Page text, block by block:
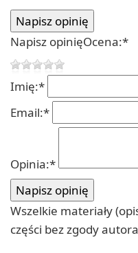
Napisz opinięOcena:*
Imię:*
Email:*
Opinia:*
Wszelkie materiały
części bez zgody